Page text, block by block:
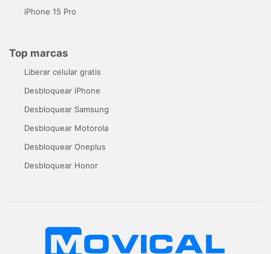
iPhone 15 Pro
Top marcas
Liberar celular gratis
Desbloquear iPhone
Desbloquear Samsung
Desbloquear Motorola
Desbloquear Oneplus
Desbloquear Honor